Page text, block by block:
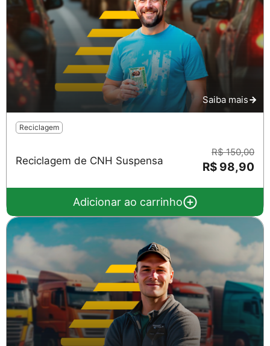
Salvar
Saiba mais
Reciclagem
Reciclagem de CNH Suspensa
R$ 150,00
R$ 98,90
Adicionar ao carrinho